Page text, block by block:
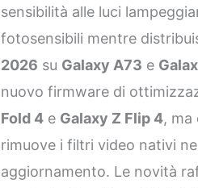
sensibilità alle luci
fotosensibili mentre
2026 su Galaxy A73 e
nuovo firmware di
Fold 4 e Galaxy Z Flip 4, ma
rimuove i filtri video nativi
aggiornamento. Le novità